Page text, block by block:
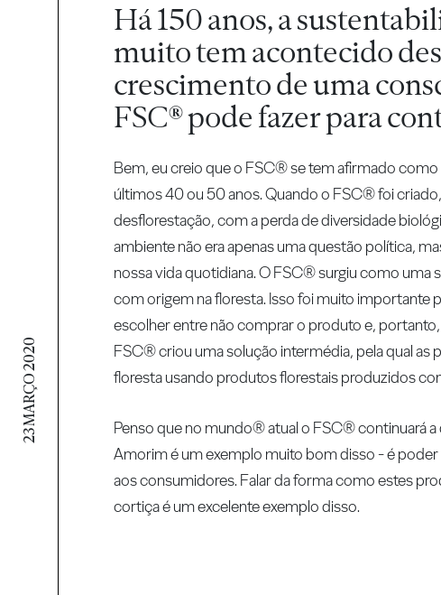
23 MARÇO 2020
Há 150 anos, a
muito tem acontecido
crescimento de uma
FSC® pode fazer para
Bem, eu creio que o FSC® se tem afirmado
últimos 40 ou 50 anos. Quando o FSC® foi
desflorestação, com a perda de diversidade
ambiente não era apenas uma questão política,
nossa vida quotidiana. O FSC® surgiu como
com origem na floresta. Isso foi muito importante
escolher entre não comprar o produto e,
FSC® criou uma solução intermédia, pela qual as
floresta usando produtos florestais produzidos
Penso que no mundo® atual o FSC® continuará
Amorim é um exemplo muito bom disso - é
aos consumidores. Falar da forma como estes
cortiça é um excelente exemplo disso.